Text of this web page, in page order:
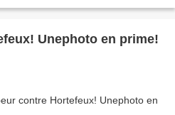
Unephoto en prime!